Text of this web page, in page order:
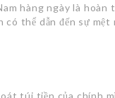
hàng ngày là hoàn
có thể dẫn đến sự
túi tiền của chính